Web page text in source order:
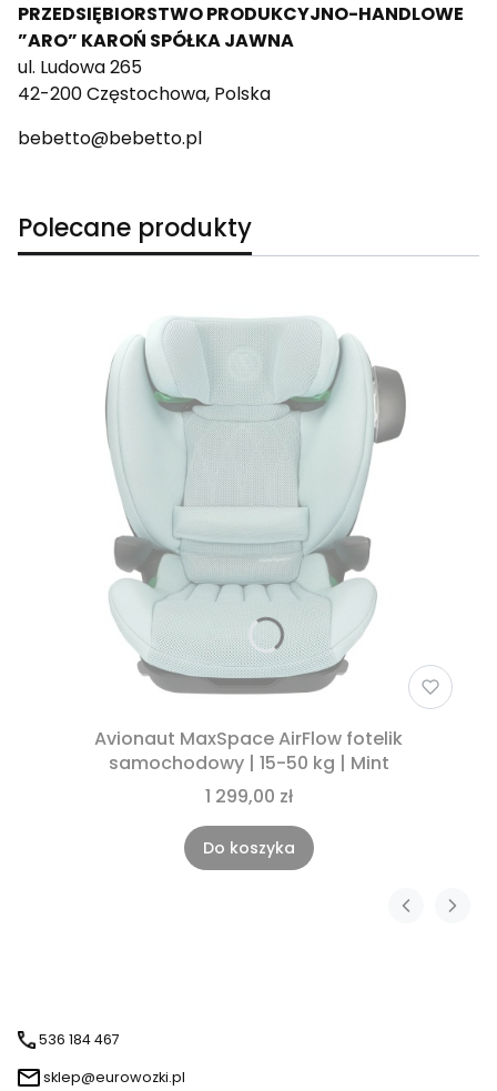
PRZEDSIĘBIORSTWO PRODUKCYJNO-HANDLOWE
”ARO” KAROŃ SPÓŁKA JAWNA
ul. Ludowa 265
42-200 Częstochowa, Polska
bebetto@bebetto.pl
Polecane produkty
Avionaut MaxSpace AirFlow fotelik
samochodowy | 15-50 kg | Mint
1 299,00 zł
Do koszyka
536 184 467
sklep@eurowozki.pl